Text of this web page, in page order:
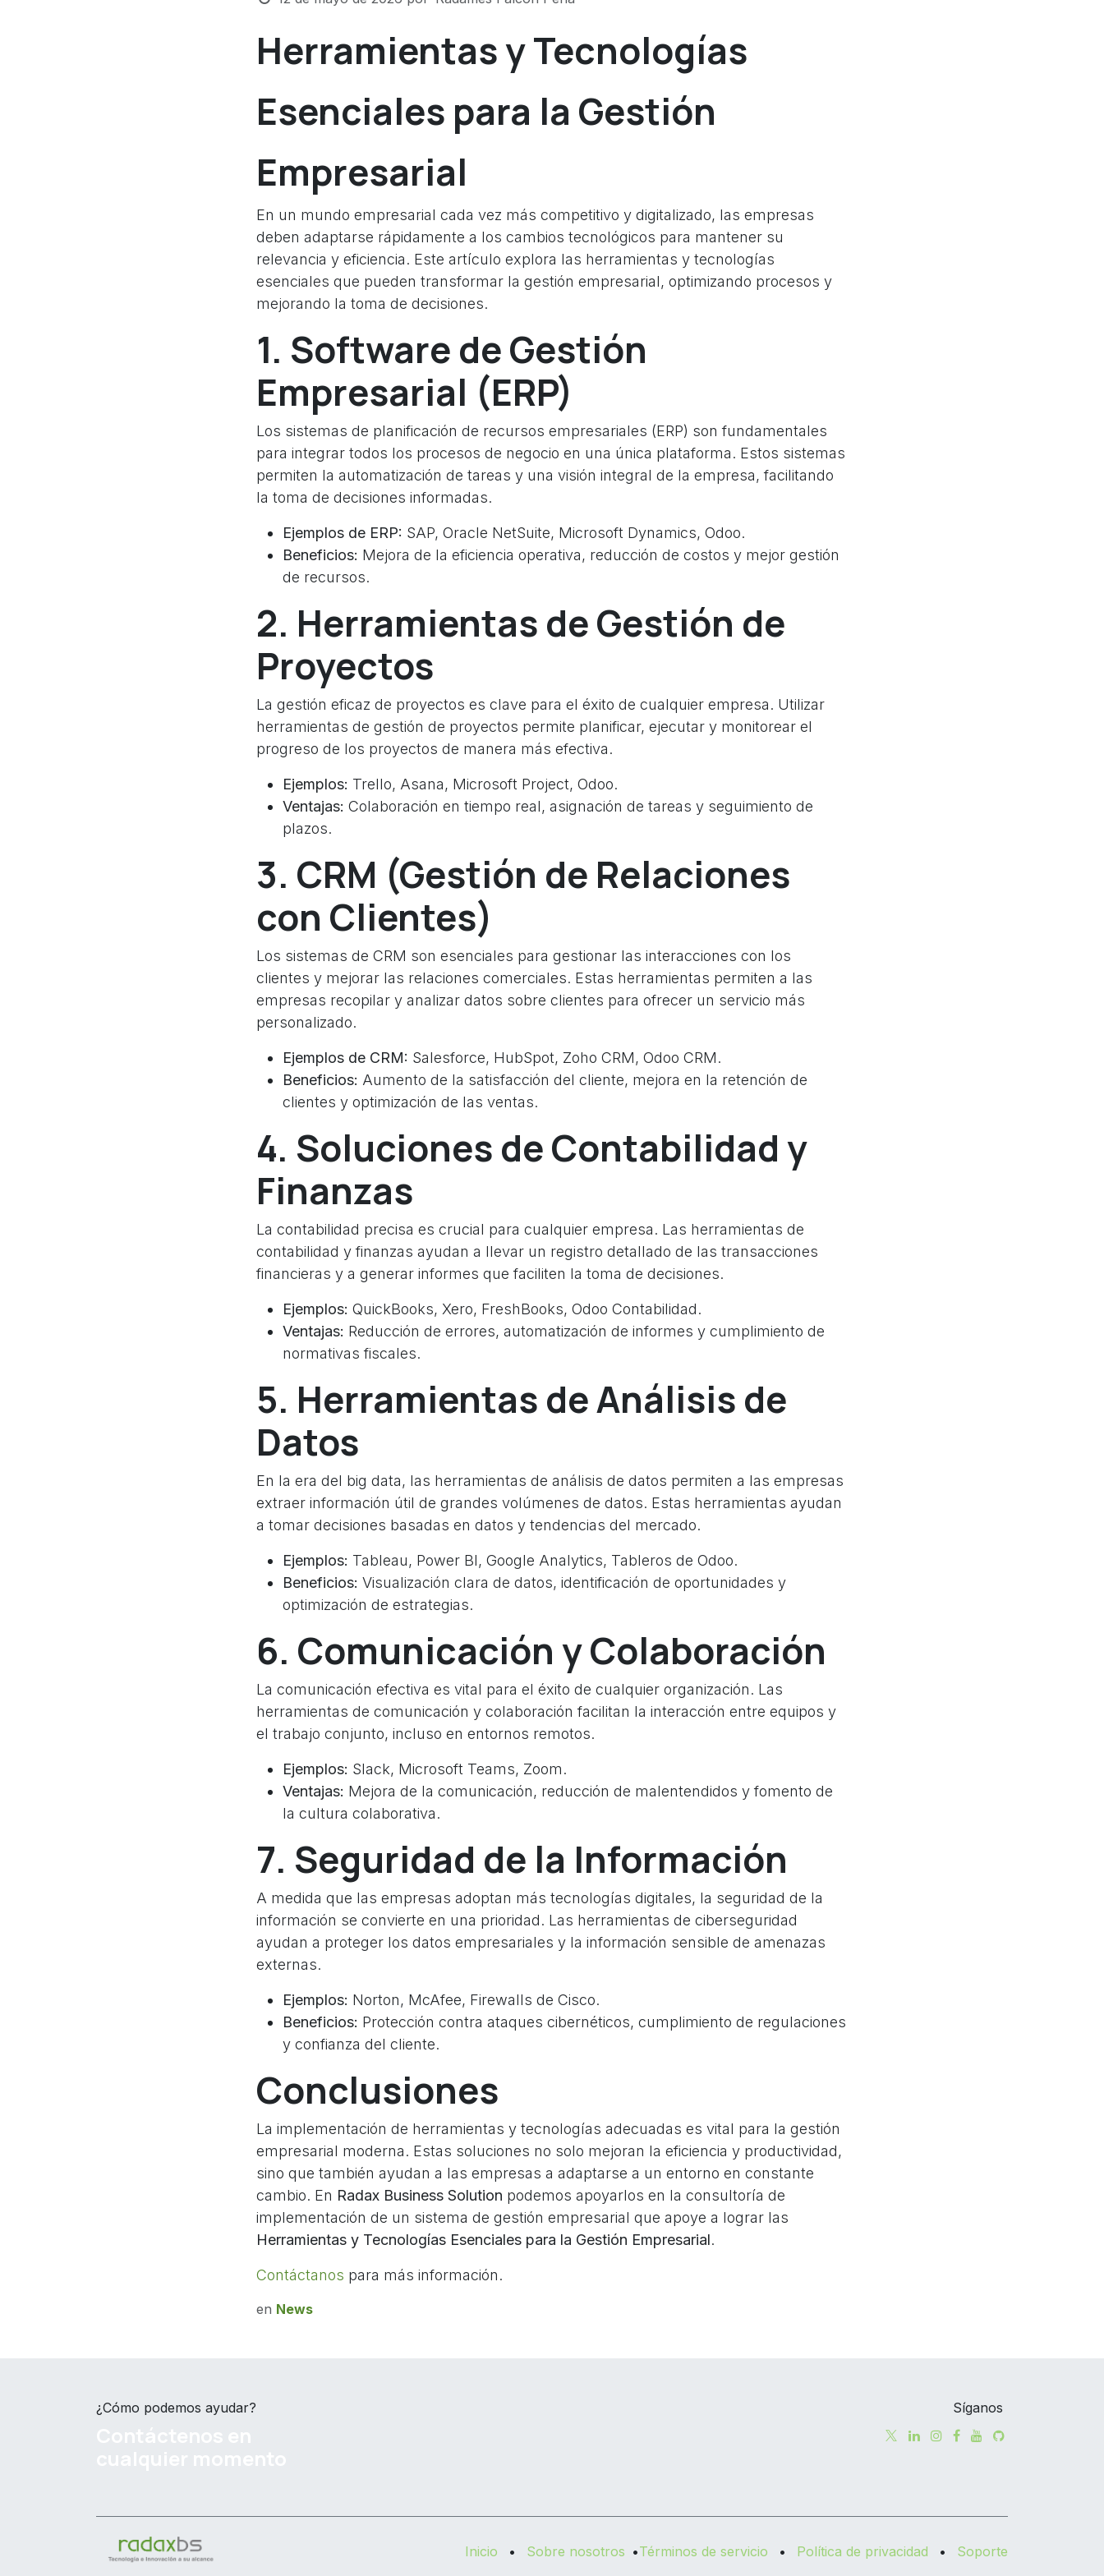
Herramientas y Tecnologías
Esenciales para la Gestión
Empresarial
En un mundo empresarial cada vez más competitivo y digitalizado, las empresas
deben adaptarse rápidamente a los cambios tecnológicos para mantener su
relevancia y eficiencia. Este artículo explora las herramientas y tecnologías
esenciales que pueden transformar la gestión empresarial, optimizando procesos y
mejorando la toma de decisiones.
1. Software de Gestión
Empresarial (ERP)
Los sistemas de planificación de recursos empresariales (ERP) son fundamentales
para integrar todos los procesos de negocio en una única plataforma. Estos sistemas
permiten la automatización de tareas y una visión integral de la empresa, facilitando
la toma de decisiones informadas.
Ejemplos de ERP: SAP, Oracle NetSuite, Microsoft Dynamics, Odoo.
Beneficios: Mejora de la eficiencia operativa, reducción de costos y mejor gestión
de recursos.
2. Herramientas de Gestión de
Proyectos
La gestión eficaz de proyectos es clave para el éxito de cualquier empresa. Utilizar
herramientas de gestión de proyectos permite planificar, ejecutar y monitorear el
progreso de los proyectos de manera más efectiva.
Ejemplos: Trello, Asana, Microsoft Project, Odoo.
Ventajas: Colaboración en tiempo real, asignación de tareas y seguimiento de
plazos.
3. CRM (Gestión de Relaciones
con Clientes)
Los sistemas de CRM son esenciales para gestionar las interacciones con los
clientes y mejorar las relaciones comerciales. Estas herramientas permiten a las
empresas recopilar y analizar datos sobre clientes para ofrecer un servicio más
personalizado.
Ejemplos de CRM: Salesforce, HubSpot, Zoho CRM, Odoo CRM.
Beneficios: Aumento de la satisfacción del cliente, mejora en la retención de
clientes y optimización de las ventas.
4. Soluciones de Contabilidad y
Finanzas
La contabilidad precisa es crucial para cualquier empresa. Las herramientas de
contabilidad y finanzas ayudan a llevar un registro detallado de las transacciones
financieras y a generar informes que faciliten la toma de decisiones.
Ejemplos: QuickBooks, Xero, FreshBooks, Odoo Contabilidad.
Ventajas: Reducción de errores, automatización de informes y cumplimiento de
normativas fiscales.
5. Herramientas de Análisis de
Datos
En la era del big data, las herramientas de análisis de datos permiten a las empresas
extraer información útil de grandes volúmenes de datos. Estas herramientas ayudan
a tomar decisiones basadas en datos y tendencias del mercado.
Ejemplos: Tableau, Power BI, Google Analytics, Tableros de Odoo.
Beneficios: Visualización clara de datos, identificación de oportunidades y
optimización de estrategias.
6. Comunicación y Colaboración
La comunicación efectiva es vital para el éxito de cualquier organización. Las
herramientas de comunicación y colaboración facilitan la interacción entre equipos y
el trabajo conjunto, incluso en entornos remotos.
Ejemplos: Slack, Microsoft Teams, Zoom.
Ventajas: Mejora de la comunicación, reducción de malentendidos y fomento de
la cultura colaborativa.
7. Seguridad de la Información
A medida que las empresas adoptan más tecnologías digitales, la seguridad de la
información se convierte en una prioridad. Las herramientas de ciberseguridad
ayudan a proteger los datos empresariales y la información sensible de amenazas
externas.
Ejemplos: Norton, McAfee, Firewalls de Cisco.
Beneficios: Protección contra ataques cibernéticos, cumplimiento de regulaciones
y confianza del cliente.
Conclusiones
La implementación de herramientas y tecnologías adecuadas es vital para la gestión
empresarial moderna. Estas soluciones no solo mejoran la eficiencia y productividad,
sino que también ayudan a las empresas a adaptarse a un entorno en constante
cambio. En Radax Business Solution podemos apoyarlos en la consultoría de
implementación de un sistema de gestión empresarial que apoye a lograr las
Herramientas y Tecnologías Esenciales para la Gestión Empresarial.
Contáctanos para más información.
en News
¿Cómo podemos ayudar? Síganos
Inicio • Sobre nosotros •Términos de servicio • Política de privacidad • Soporte